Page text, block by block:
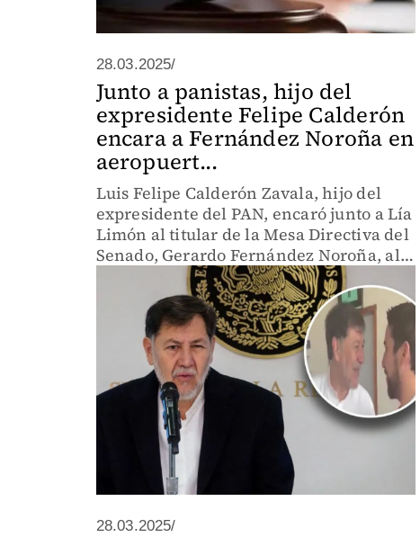
28.03.2025/
Junto a panistas, hijo del
expresidente Felipe Calderón
encara a Fernández Noroña en
aeropuert...
Luis Felipe Calderón Zavala, hijo del
expresidente del PAN, encaró junto a Lía
Limón al titular de la Mesa Directiva del
Senado, Gerardo Fernández Noroña, al
encontrarse en la salida del aeropuerto.
28.03.2025/